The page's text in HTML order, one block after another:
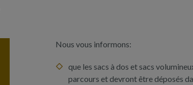
Nous vous informons:
que les sacs à dos et sacs
parcours et devront être déposés